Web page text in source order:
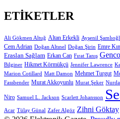
ETIKETLER
Ali Gökmen Altuğ Altan Erkekli Ayşenil
Cem Adrian Doğan Altınel Doğan Şirin Emre
Eraslan Sağlam Erkan Can Fırat Tanış
Bilginer Hikmet Körmükçü Jennifer Lawrence
Marion Cotillard Matt Damon Mehmet Turgut
Fassbender Murat Akkoyunlu Murat Şeker
Niro Samuel L. Jackson Scarlett Johansson
Acar Tülay Günal Zafer Algöz Zihni Göktay